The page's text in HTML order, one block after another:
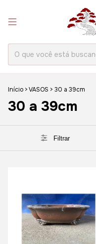
Início >VASOS > 30 a 39cm
30 a 39cm
Filtrar